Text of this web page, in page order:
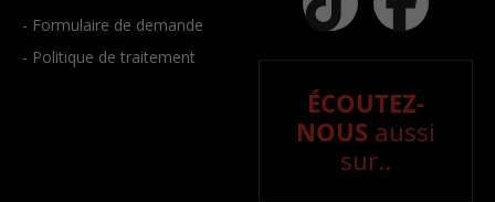
- Formulaire de demande
- Politique de traitement
ÉCOUTEZ-
NOUS aussi
sur..